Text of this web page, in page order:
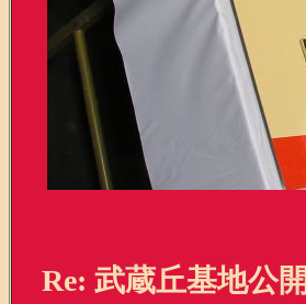
Re: 武蔵丘基地公開